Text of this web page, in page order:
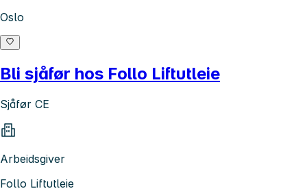
Oslo
Bli sjåfør hos Follo Liftutleie
Sjåfør CE
Arbeidsgiver
Follo Liftutleie